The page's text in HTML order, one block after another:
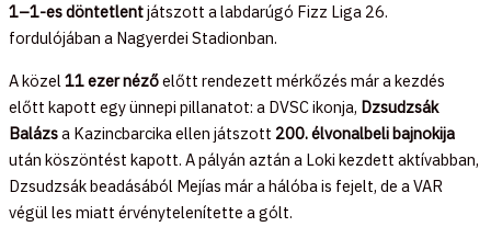
1–1-es döntetlentjátszott a labdarúgó Fizz Liga 26.
fordulójában a Nagyerdei Stadionban.
A közel11 ezer nézőelőtt rendezett mérkőzés már a kezdés
előtt kapott egy ünnepi pillanatot: a DVSC ikonja, Dzsudzsák
Balázsa Kazincbarcika ellen játszott 200. élvonalbeli bajnokija
után köszöntést kapott. A pályán aztán a Loki kezdett aktívabban,
Dzsudzsák beadásából Mejías már a hálóba is fejelt, de a VAR
végül les miatt érvénytelenítette a gólt.